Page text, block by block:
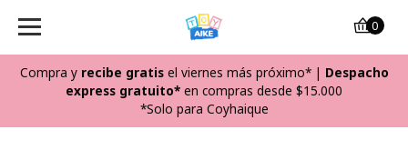
Compra y recibe gratisel viernes más próximo*| Despacho
express gratuito* en compras desde $15.000
*Solo para Coyhaique
0